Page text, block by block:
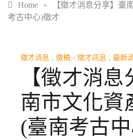
Home »
【徵才消息分享】臺
考古中心)徵才
徵才消息 徵稿／徵才訊息 最新
【徵才消
南市文化資
(臺南考古